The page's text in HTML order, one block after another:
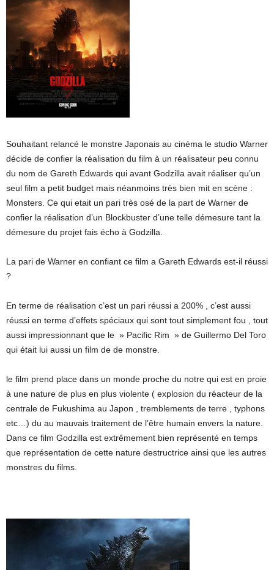
Souhaitant relancé le monstre Japonais au cinéma le studio Warner
décide de confier la réalisation du film à un réalisateur peu connu
du nom de Gareth Edwards qui avant Godzilla avait réaliser qu’un
seul film a petit budget mais néanmoins très bien mit en scène :
Monsters. Ce qui etait un pari très osé de la part de Warner de
confier la réalisation d’un Blockbuster d’une telle démesure tant la
démesure du projet fais écho à Godzilla.
La pari de Warner en confiant ce film a Gareth Edwards est-il réussi
?
En terme de réalisation c’est un pari réussi a 200% , c’est aussi
réussi en terme d’effets spéciaux qui sont tout simplement fou , tout
aussi impressionnant que le » Pacific Rim » de Guillermo Del Toro
qui était lui aussi un film de de monstre.
le film prend place dans un monde proche du notre qui est en proie
à une nature de plus en plus violente ( explosion du réacteur de la
centrale de Fukushima au Japon , tremblements de terre , typhons
etc…) du au mauvais traitement de l’être humain envers la nature.
Dans ce film Godzilla est extrêmement bien représenté en temps
que représentation de cette nature destructrice ainsi que les autres
monstres du films.